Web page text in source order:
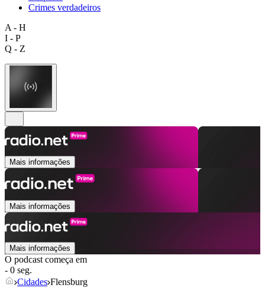
Crimes verdadeiros
A - H
I - P
Q - Z
Mais informações
Mais informações
Mais informações
O podcast começa em
- 0 seg.
Cidades Flensburg